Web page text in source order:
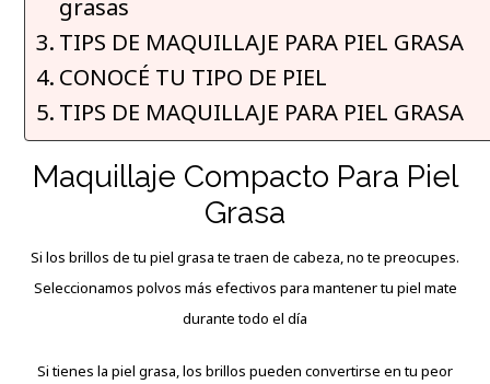
grasas
TIPS DE MAQUILLAJE PARA PIEL GRASA
CONOCÉ TU TIPO DE PIEL
TIPS DE MAQUILLAJE PARA PIEL GRASA
Maquillaje Compacto Para Piel
Grasa
Si los brillos de tu piel grasa te traen de cabeza, no te preocupes.
Seleccionamos polvos más efectivos para mantener tu piel mate
durante todo el día
Si tienes la piel grasa, los brillos pueden convertirse en tu peor